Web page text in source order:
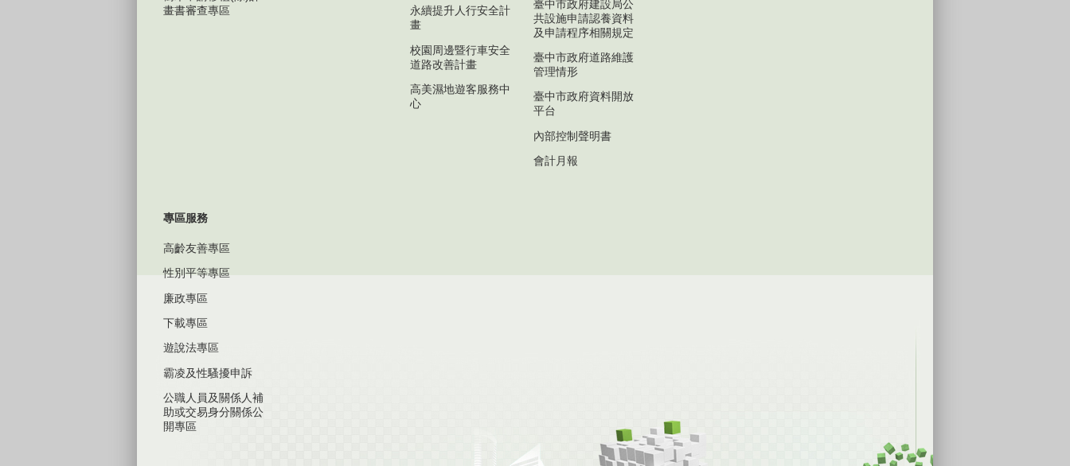
畫書審查專區
永續提升人行安全計
畫
校園周邊暨行車安全
道路改善計畫
高美濕地遊客服務中
心
臺中市政府建設局公
共設施申請認養資料
及申請程序相關規定
臺中市政府道路維護
管理情形
臺中市政府資料開放
平台
內部控制聲明書
會計月報
專區服務
高齡友善專區
性別平等專區
廉政專區
下載專區
遊說法專區
霸凌及性騷擾申訴
公職人員及關係人補
助或交易身分關係公
開專區